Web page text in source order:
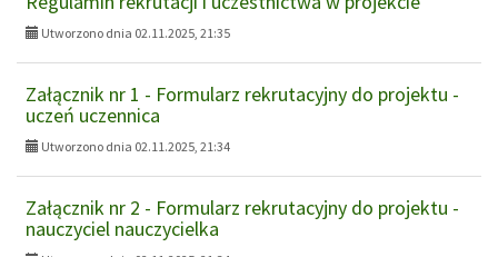
szkół
Utworzono dnia 02.11.2025, 21:35
Załącznik nr 1 - Formularz rekrutacyjny do projektu -
uczeń uczennica
Utworzono dnia 02.11.2025, 21:34
Załącznik nr 2 - Formularz rekrutacyjny do projektu -
nauczyciel nauczycielka